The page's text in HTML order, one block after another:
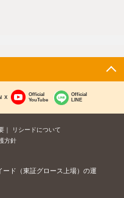
X
Official
YouTube
Official
LINE
リシードについて
方針
ード（東証グロース上場）の運